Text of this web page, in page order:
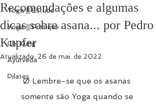
Yoga || Estude
Yoga || Pratique
Chi Kung
Ayurveda
Pilates
Recomendações e algumas
dicas sobre asana... por Pedro
Kupfer
Atualizado: 26 de mai. de 2022
Ø Lembre-se que os asanas
somente são Yoga quando se